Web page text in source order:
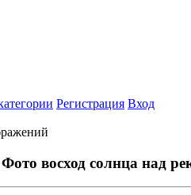
Регистрация Вход
восход солнца над